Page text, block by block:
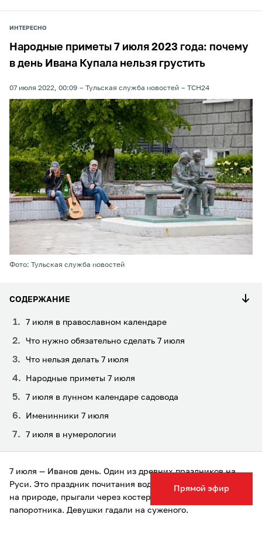
Прямой эфир
ИНТЕРЕСНО
Народные приметы 7 июля 2023 года: почему
в день Ивана Купала нельзя грустить
07 июля 2022, 00:09 Тульская служба новостей ТСН24
Фото: Тульская служба новостей
СОДЕРЖАНИЕ
7 июля в православном календаре
Что нужно обязательно сделать 7 июля
Что нельзя делать 7 июля
Народные приметы 7 июля
7 июля в лунном календаре садовода
Именинники 7 июля
7 июля в нумерологии
7 июля — Иванов день. Один из древних праздников на
Руси. Это праздник почитания воды и солнца. Собирались
на природе, прыгали через костер, искали цвет
папоротника. Девушки гадали на суженого.